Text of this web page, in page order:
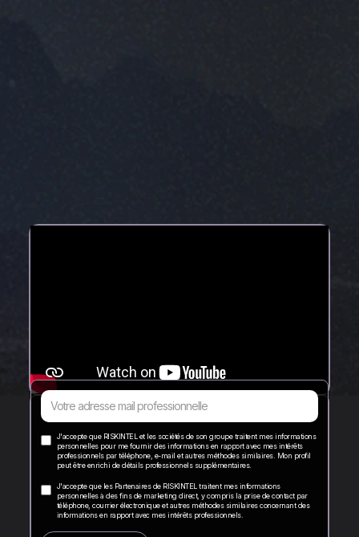
J'accepte que RISKINTEL et les sociétés de son groupe traitent mes informations
personnelles pour me fournir des informations en rapport avec mes intérêts
professionnels par téléphone, e-mail et autres méthodes similaires. Mon profil
peut être enrichi de détails professionnels supplémentaires.
J'accepte que les Partenaires de RISKINTEL traitent mes informations
personnelles à des fins de marketing direct, y compris la prise de contact par
téléphone, courrier électronique et autres méthodes similaires concernant des
informations en rapport avec mes intérêts professionnels.